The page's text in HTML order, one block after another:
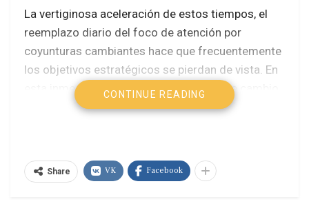
La vertiginosa aceleración de estos tiempos, el
reemplazo diario del foco de atención por
coyunturas cambiantes hace que frecuentemente
los objetivos estratégicos se pierdan de vista. En
esta inmediatez radical, los proyectos de cambio
profundo pueden dar la impresión de quedar
Tal es el caso de ideales visionarios como el que
CONTINUE READING
Share VK Facebook